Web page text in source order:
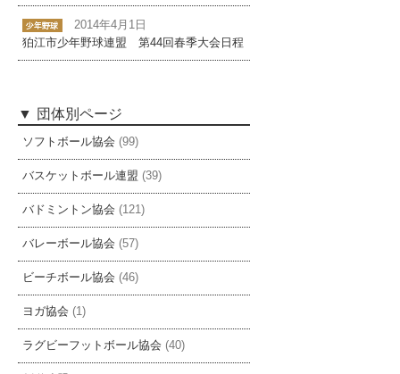
2014年4月1日
狛江市少年野球連盟 第44回春季大会日程
団体別ページ
ソフトボール協会 (99)
バスケットボール連盟 (39)
バドミントン協会 (121)
バレーボール協会 (57)
ビーチボール協会 (46)
ヨガ協会 (1)
ラグビーフットボール協会 (40)